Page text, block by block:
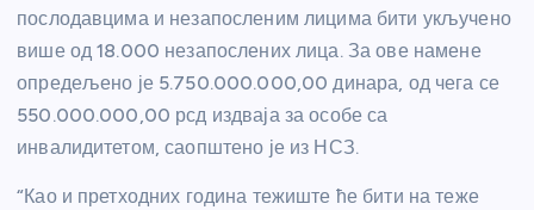
послодавцима и незапосленим лицима бити укључено
више од 18.000 незапослених лица. За ове намене
опредељено је 5.750.000.000,00 динара, од чега се
550.000.000,00 рсд издваја за особе са
инвалидитетом, саопштено је из НСЗ.
“Као и претходних година тежиште ће бити на теже